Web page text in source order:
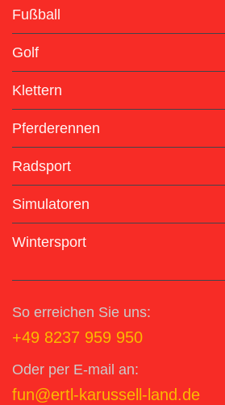
Fußball
Golf
Klettern
Pferderennen
Radsport
Simulatoren
Wintersport
So erreichen Sie uns:
+49 8237 959 950
Oder per E-mail an:
fun@ertl-karussell-land.de